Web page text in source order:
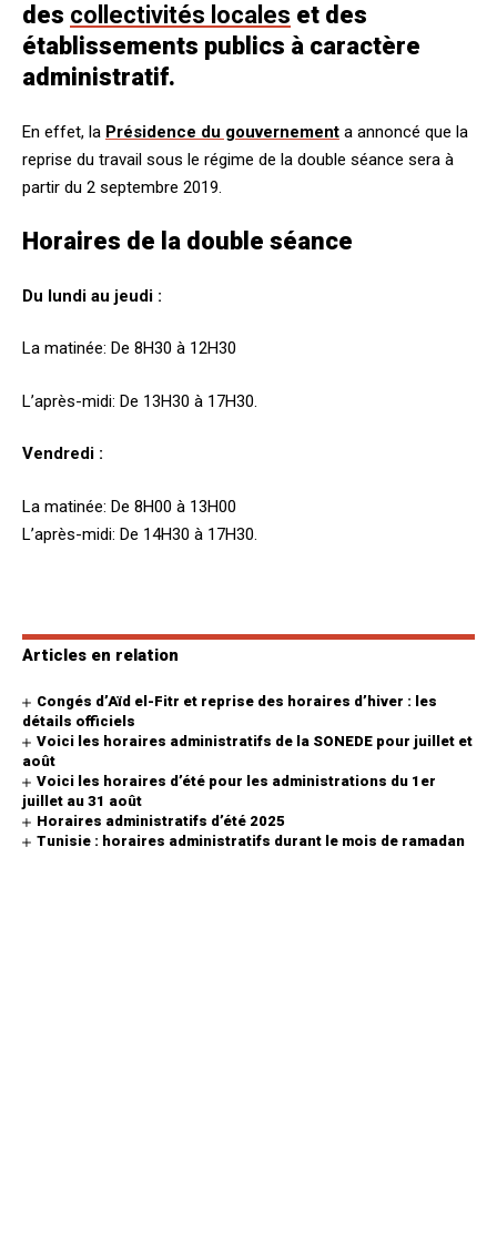
des collectivités locales et des
établissements publics à caractère
administratif.
En effet, la Présidence du gouvernement a annoncé que la
reprise du travail sous le régime de la double séance sera à
partir du 2 septembre 2019.
Horaires de la double séance
Du lundi au jeudi :
La matinée: De 8H30 à 12H30
L’après-midi: De 13H30 à 17H30.
Vendredi :
La matinée: De 8H00 à 13H00
L’après-midi: De 14H30 à 17H30.
Articles en relation
Congés d’Aïd el-Fitr et reprise des horaires d’hiver : les
détails officiels
Voici les horaires administratifs de la SONEDE pour juillet et
août
Voici les horaires d’été pour les administrations du 1er
juillet au 31 août
Horaires administratifs d’été 2025
Tunisie : horaires administratifs durant le mois de ramadan